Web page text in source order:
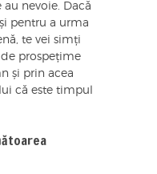
nevoie. Dacă
pentru a urma
te vei simți
prospețime
și prin acea
că este timpul